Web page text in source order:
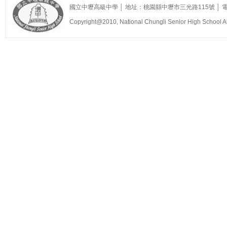
Loading...
國立中壢高級中學 │ 地址：桃園縣中壢市三光路115號 │
Copyright@2010, National Chungli Senior High School